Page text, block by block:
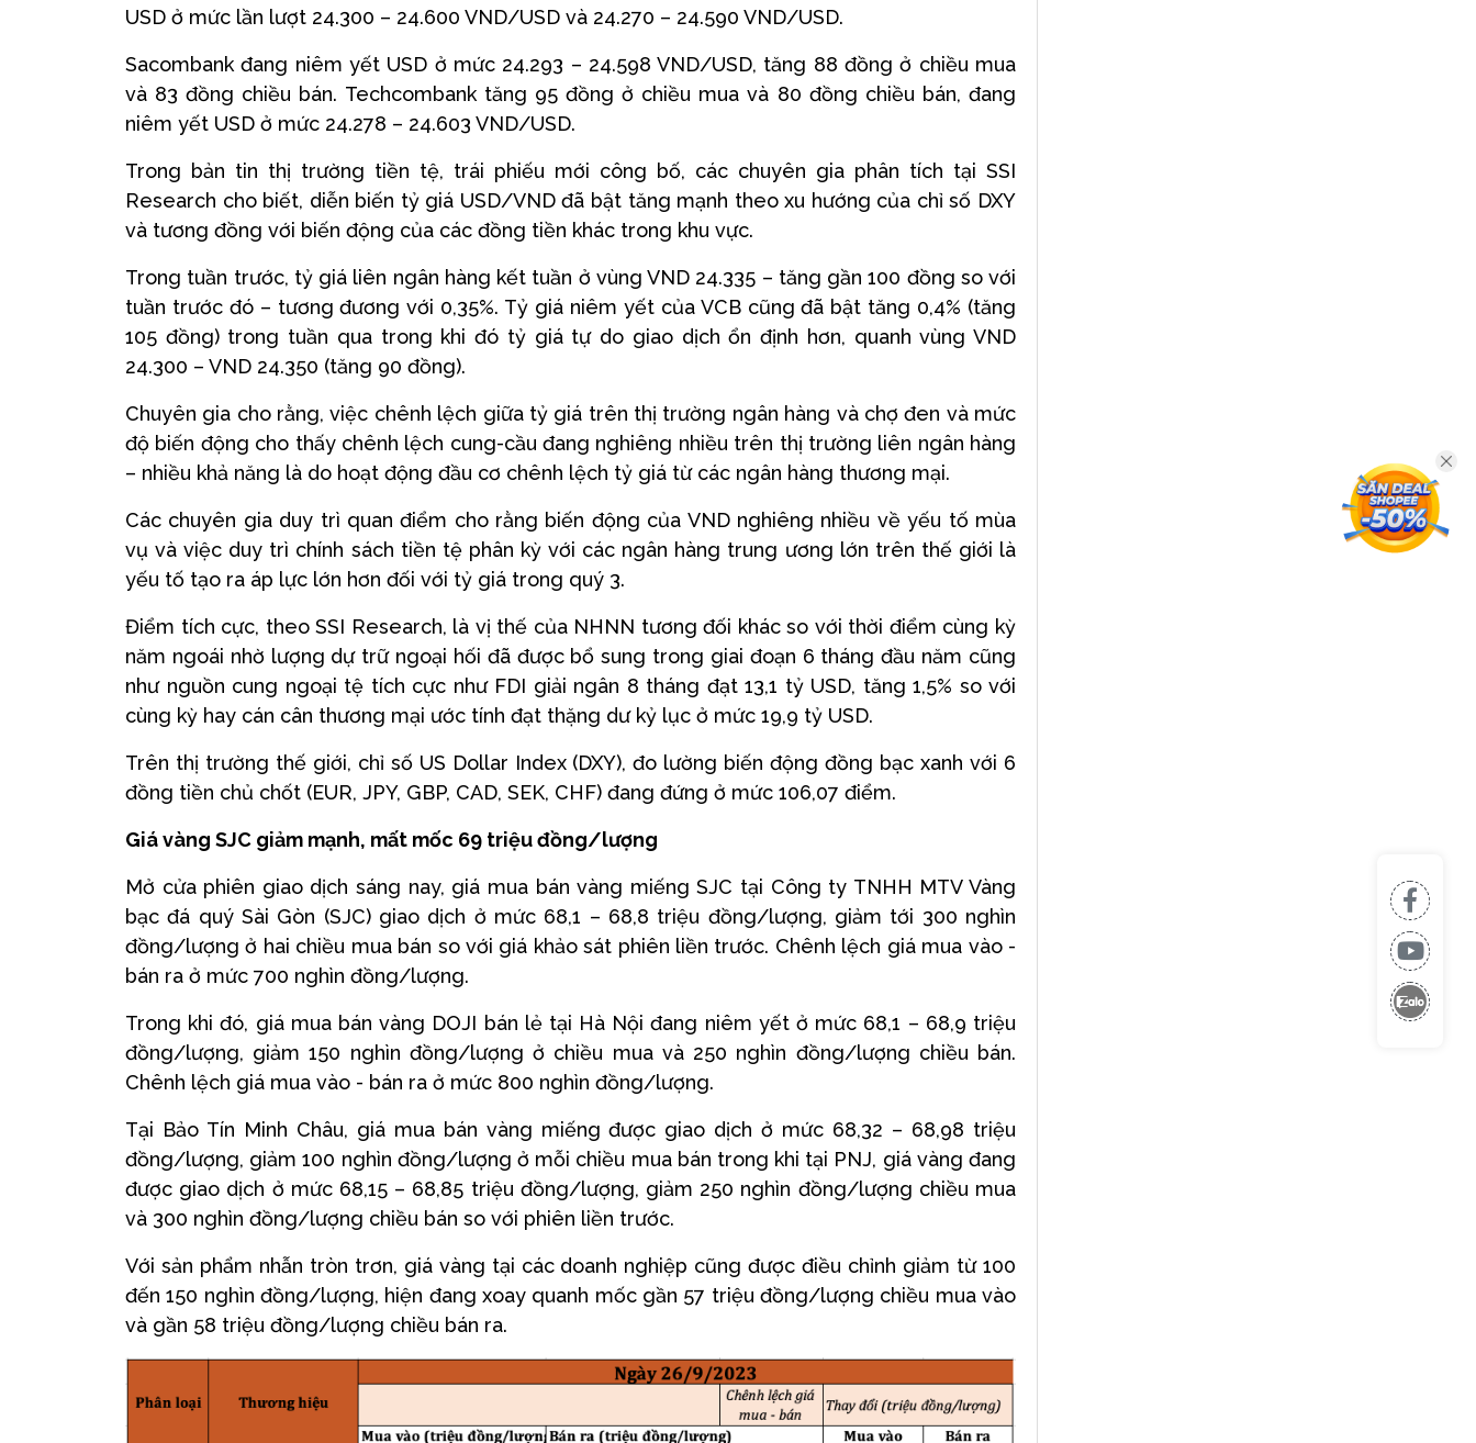
USD ở mức lần lượt 24.300 – 24.600 VND/USD và 24.270 – 24.590 VND/USD.
Sacombank đang niêm yết USD ở mức 24.293 – 24.598 VND/USD, tăng 88 đồng ở chiều mua
và 83 đồng chiều bán. Techcombank tăng 95 đồng ở chiều mua và 80 đồng chiều bán, đang
niêm yết USD ở mức 24.278 – 24.603 VND/USD.
Trong bản tin thị trường tiền tệ, trái phiếu mới công bố, các chuyên gia phân tích tại SSI
Research cho biết, diễn biến tỷ giá USD/VND đã bật tăng mạnh theo xu hướng của chỉ số DXY
và tương đồng với biến động của các đồng tiền khác trong khu vực.
Trong tuần trước, tỷ giá liên ngân hàng kết tuần ở vùng VND 24.335 – tăng gần 100 đồng so với
tuần trước đó – tương đương với 0,35%. Tỷ giá niêm yết của VCB cũng đã bật tăng 0,4% (tăng
105 đồng) trong tuần qua trong khi đó tỷ giá tự do giao dịch ổn định hơn, quanh vùng VND
24.300 – VND 24.350 (tăng 90 đồng).
Chuyên gia cho rằng, việc chênh lệch giữa tỷ giá trên thị trường ngân hàng và chợ đen và mức
độ biến động cho thấy chênh lệch cung-cầu đang nghiêng nhiều trên thị trường liên ngân hàng
– nhiều khả năng là do hoạt động đầu cơ chênh lệch tỷ giá từ các ngân hàng thương mại.
Các chuyên gia duy trì quan điểm cho rằng biến động của VND nghiêng nhiều về yếu tố mùa
vụ và việc duy trì chính sách tiền tệ phân kỳ với các ngân hàng trung ương lớn trên thế giới là
yếu tố tạo ra áp lực lớn hơn đối với tỷ giá trong quý 3.
Điểm tích cực, theo SSI Research, là vị thế của NHNN tương đối khác so với thời điểm cùng kỳ
năm ngoái nhờ lượng dự trữ ngoại hối đã được bổ sung trong giai đoạn 6 tháng đầu năm cũng
như nguồn cung ngoại tệ tích cực như FDI giải ngân 8 tháng đạt 13,1 tỷ USD, tăng 1,5% so với
cùng kỳ hay cán cân thương mại ước tính đạt thặng dư kỷ lục ở mức 19,9 tỷ USD.
Trên thị trường thế giới, chỉ số US Dollar Index (DXY), đo lường biến động đồng bạc xanh với 6
đồng tiền chủ chốt (EUR, JPY, GBP, CAD, SEK, CHF) đang đứng ở mức 106,07 điểm.
Giá vàng SJC giảm mạnh, mất mốc 69 triệu đồng/lượng
Mở cửa phiên giao dịch sáng nay, giá mua bán vàng miếng SJC tại Công ty TNHH MTV Vàng
bạc đá quý Sài Gòn (SJC) giao dịch ở mức 68,1 – 68,8 triệu đồng/lượng, giảm tới 300 nghìn
đồng/lượng ở hai chiều mua bán so với giá khảo sát phiên liền trước. Chênh lệch giá mua vào -
bán ra ở mức 700 nghìn đồng/lượng.
Trong khi đó, giá mua bán vàng DOJI bán lẻ tại Hà Nội đang niêm yết ở mức 68,1 – 68,9 triệu
đồng/lượng, giảm 150 nghìn đồng/lượng ở chiều mua và 250 nghìn đồng/lượng chiều bán.
Chênh lệch giá mua vào - bán ra ở mức 800 nghìn đồng/lượng.
Tại Bảo Tín Minh Châu, giá mua bán vàng miếng được giao dịch ở mức 68,32 – 68,98 triệu
đồng/lượng, giảm 100 nghìn đồng/lượng ở mỗi chiều mua bán trong khi tại PNJ, giá vàng đang
được giao dịch ở mức 68,15 – 68,85 triệu đồng/lượng, giảm 250 nghìn đồng/lượng chiều mua
và 300 nghìn đồng/lượng chiều bán so với phiên liền trước.
Với sản phẩm nhẫn tròn trơn, giá vàng tại các doanh nghiệp cũng được điều chỉnh giảm từ 100
đến 150 nghìn đồng/lượng, hiện đang xoay quanh mốc gần 57 triệu đồng/lượng chiều mua vào
và gần 58 triệu đồng/lượng chiều bán ra.